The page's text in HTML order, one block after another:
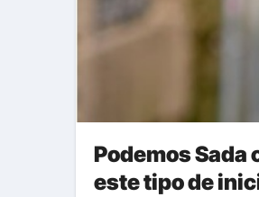
Podemos Sada
este tipo de